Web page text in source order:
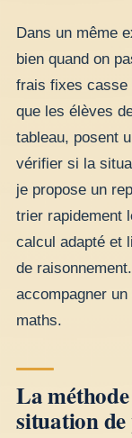
Dans un même
bien quand on
frais fixes casse
que les élèves
tableau, posent
vérifier si la
je propose un
trier rapidement
calcul adapté et
de
accompagner
maths.
La
situation